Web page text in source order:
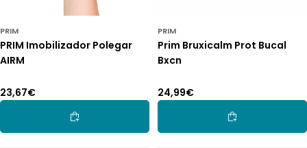
PRIM
PRIM Imobilizador Polegar
AIRM
Preço
normal
23,67€
Adicionar Ao Carrinho
PRIM
Prim Bruxicalm Prot Bucal
Bxcn
Preço
normal
24,99€
Adicionar Ao